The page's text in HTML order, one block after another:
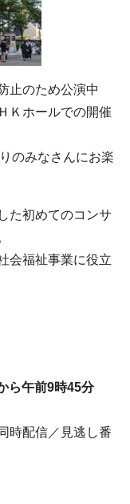
止のため公演中
Ｋホールでの開催
のみなさんにお楽
た初めてのコンサ
会福祉事業に役立
ら午前9時45分
時配信／見逃し番